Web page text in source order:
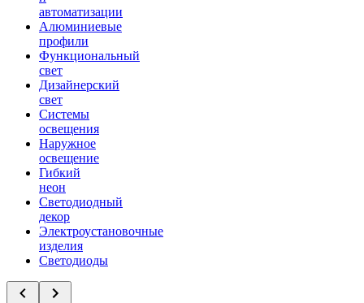
автоматизации
Алюминиевые
профили
Функциональный
свет
Дизайнерский
свет
Системы
освещения
Наружное
освещение
Гибкий
неон
Светодиодный
декор
Электроустановочные
изделия
Светодиоды